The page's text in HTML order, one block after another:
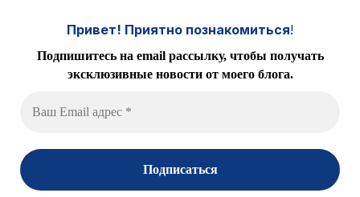
Привет! Приятно познакомиться!
Подпишитесь на email рассылку, чтобы получать
эксклюзивные новости от моего блога.